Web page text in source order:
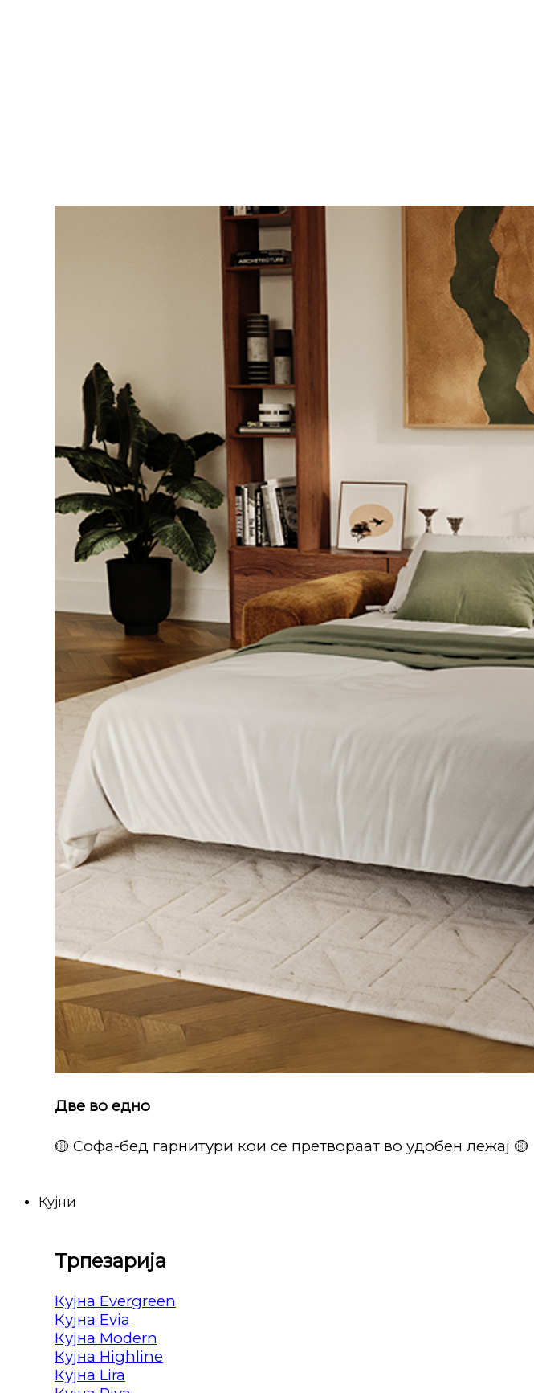
Две во едно
🟡 Софа-бед гарнитури кои се претвораат во удобен лежај 🟡
Кујни
Трпезарија
Кујна Evergreen
Кујна Evia
Кујна Modern
Кујна Highline
Кујна Lira